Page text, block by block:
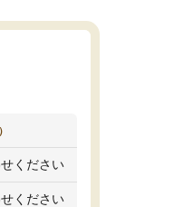
ください
ください